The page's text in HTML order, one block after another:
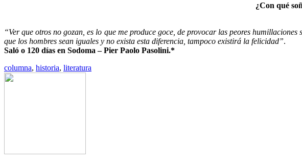
¿Con qué
“Ver que otros no gozan, es lo que me produce goce, de provocar las peores
que los hombres sean iguales y no exista esta diferencia, tampoco existirá la felicidad”.
Saló o 120 días en Sodoma – Pier Paolo Pasolini.*
columna, historia, literatura